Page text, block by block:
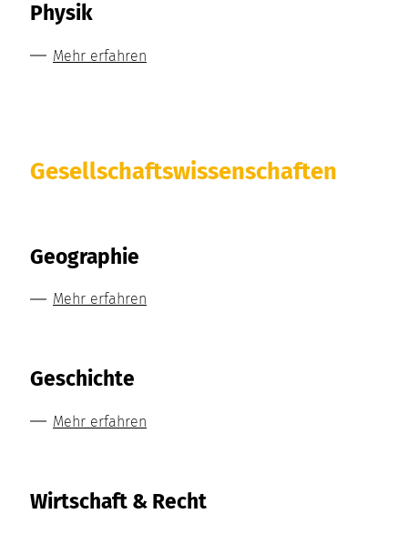
Physik
Mehr erfahren
Gesellschaftswissenschaften
Geographie
Mehr erfahren
Geschichte
Mehr erfahren
Wirtschaft & Recht